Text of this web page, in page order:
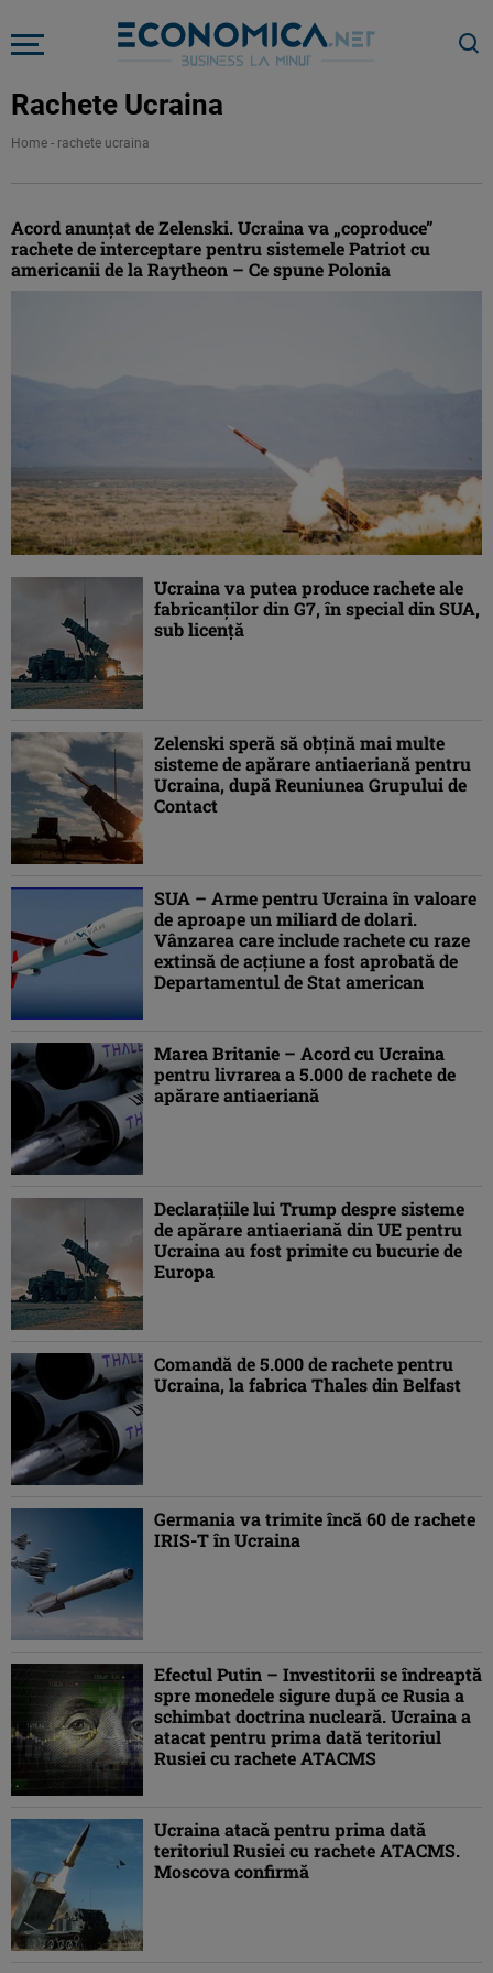
Rachete Ucraina
Home - rachete ucraina
Acord anunţat de Zelenski. Ucraina va „coproduce”
rachete de interceptare pentru sistemele Patriot cu
americanii de la Raytheon – Ce spune Polonia
Ucraina va putea produce rachete ale
fabricanţilor din G7, în special din SUA,
sub licenţă
Zelenski speră să obţină mai multe
sisteme de apărare antiaeriană pentru
Ucraina, după Reuniunea Grupului de
Contact
SUA – Arme pentru Ucraina în valoare
de aproape un miliard de dolari.
Vânzarea care include rachete cu raze
extinsă de acţiune a fost aprobată de
Departamentul de Stat american
Marea Britanie – Acord cu Ucraina
pentru livrarea a 5.000 de rachete de
apărare antiaeriană
Declarațiile lui Trump despre sisteme
de apărare antiaeriană din UE pentru
Ucraina au fost primite cu bucurie de
Europa
Comandă de 5.000 de rachete pentru
Ucraina, la fabrica Thales din Belfast
Germania va trimite încă 60 de rachete
IRIS-T în Ucraina
Efectul Putin – Investitorii se îndreaptă
spre monedele sigure după ce Rusia a
schimbat doctrina nucleară. Ucraina a
atacat pentru prima dată teritoriul
Rusiei cu rachete ATACMS
Ucraina atacă pentru prima dată
teritoriul Rusiei cu rachete ATACMS.
Moscova confirmă